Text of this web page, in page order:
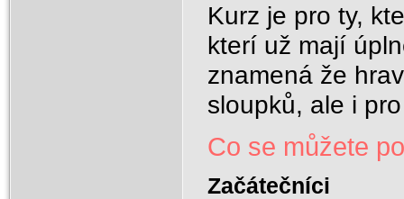
Kurz je pro ty,
kterí už mají
znamená že
sloupků, ale i
Co se můžete
Začátečníci